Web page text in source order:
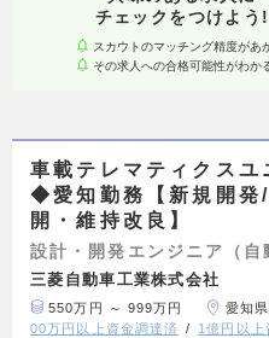
チェックをつけよう!
スカウトのマッチング精度があ
その求人への合格可能性がわか
車載テレマティクスユ
◆愛知勤務【新規開発
開・維持改良】
設計・開発エンジニア（自
三菱自動車工業株式会社
550万円 ～ 999万円 愛知県
00万円以上資金調達済
1億円以上